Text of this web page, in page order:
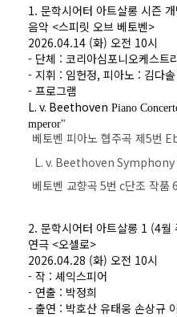
1. 문학시어터 아트살롱 시즌
음악 <스피릿 오브 베토벤>
2026.04.14 (화) 오전 10시
- 단체 : 코리아심포니오케스트
- 지휘 : 임헌정, 피아노 : 김다솔
- 프로그램
L. v. Beethoven Piano
mperor"
베토벤 피아노 협주곡 제5번
L. v. Beethoven Symphony
베토벤 교향곡 5번 c단조 작품
2. 문학시어터 아트살롱 1 (4월
연극 <오셀로>
2026.04.28 (화) 오전 10시
- 작 : 셰익스피어
- 연출 : 박정희
- 출연 : 박호산 유태웅 손상규